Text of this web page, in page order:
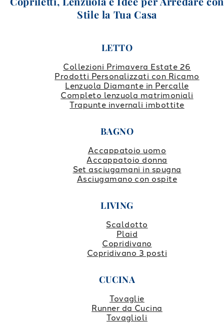
Stile la Tua Casa
LETTO
Collezioni Primavera Estate 26
Prodotti Personalizzati con Ricamo
Lenzuola Diamante in Percalle
Completo lenzuola matrimoniali
Trapunte invernali imbottite
BAGNO
Accappatoio uomo
Accappatoio donna
Set asciugamani in spugna
Asciugamano con ospite
LIVING
Scaldotto
Plaid
Copridivano
Copridivano 3 posti
CUCINA
Tovaglie
Runner da Cucina
Tovaglioli